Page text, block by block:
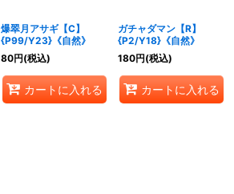
爆翠月アサギ【C】
{P99/Y23}《自然》
80円(税込)
カートに入れる
ガチャダマン【R】
{P2/Y18}《自然》
180円(税込)
カートに入れる